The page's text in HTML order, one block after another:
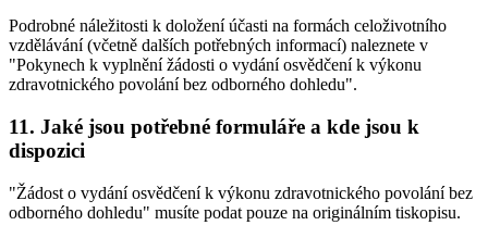
Podrobné náležitosti k doložení účasti na formách celoživotního
vzdělávání (včetně dalších potřebných informací) naleznete v
"Pokynech k vyplnění žádosti o vydání osvědčení k výkonu
zdravotnického povolání bez odborného dohledu".
11. Jaké jsou potřebné formuláře a kde jsou k
dispozici
"Žádost o vydání osvědčení k výkonu zdravotnického povolání bez
odborného dohledu" musíte podat pouze na originálním tiskopisu.